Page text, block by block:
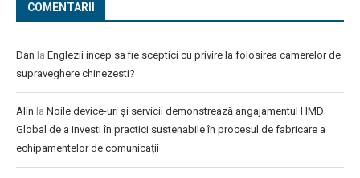
COMENTARII
Dan la Englezii incep sa fie sceptici cu privire la folosirea camerelor de
supraveghere chinezesti?
Alin la Noile device-uri și servicii demonstrează angajamentul HMD
Global de a investi în practici sustenabile în procesul de fabricare a
echipamentelor de comunicații